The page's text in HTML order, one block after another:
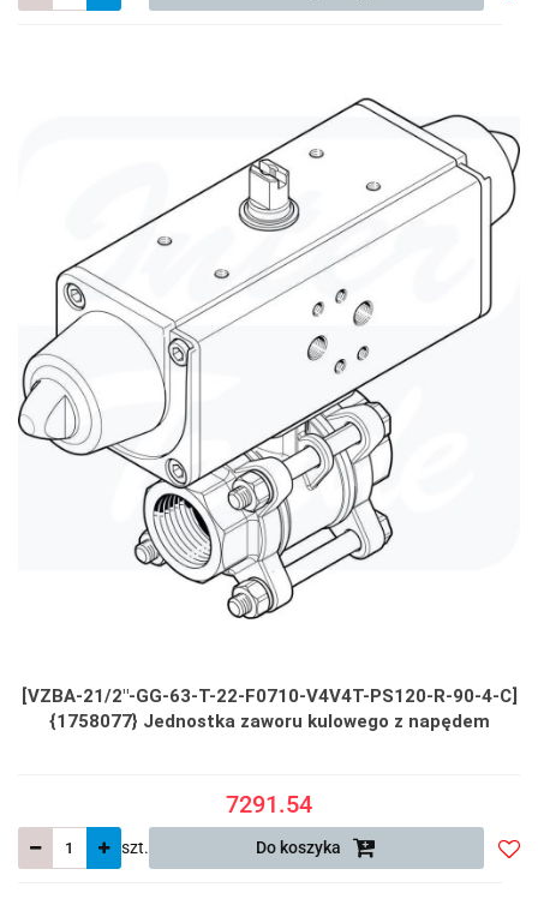
[VZBA-21/2"-GG-63-T-22-F0710-V4V4T-PS120-R-90-4-C]
{1758077} Jednostka zaworu kulowego z napędem
7291.54
szt. Do koszyka